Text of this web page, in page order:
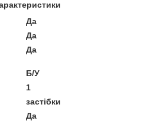
Да
Да
Да
Б/У
1
застібки
Да